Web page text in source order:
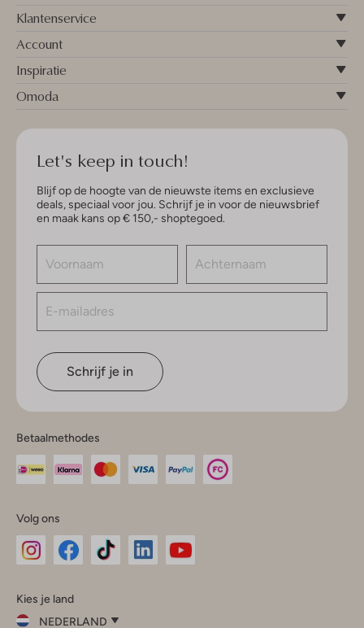
Klantenservice
Account
Inspiratie
Omoda
Let's keep in touch!
Blijf op de hoogte van de nieuwste items en exclusieve
deals, speciaal voor jou. Schrijf je in voor de nieuwsbrief
en maak kans op € 150,- shoptegoed.
Schrijf je in
Betaalmethodes
Volg ons
InstagramFacebook
Kies je land
NEDERLAND